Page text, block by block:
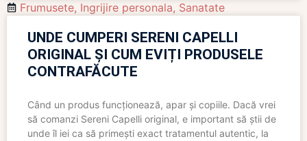
Frumusete, Ingrijire personala, Sanatate
UNDE CUMPERI SERENI CAPELLI
ORIGINAL ȘI CUM EVIȚI PRODUSELE
CONTRAFĂCUTE
Când un produs funcționează, apar și copiile. Dacă vrei
să comanzi Sereni Capelli original, e important să știi de
unde îl iei ca să primești exact tratamentul autentic, la